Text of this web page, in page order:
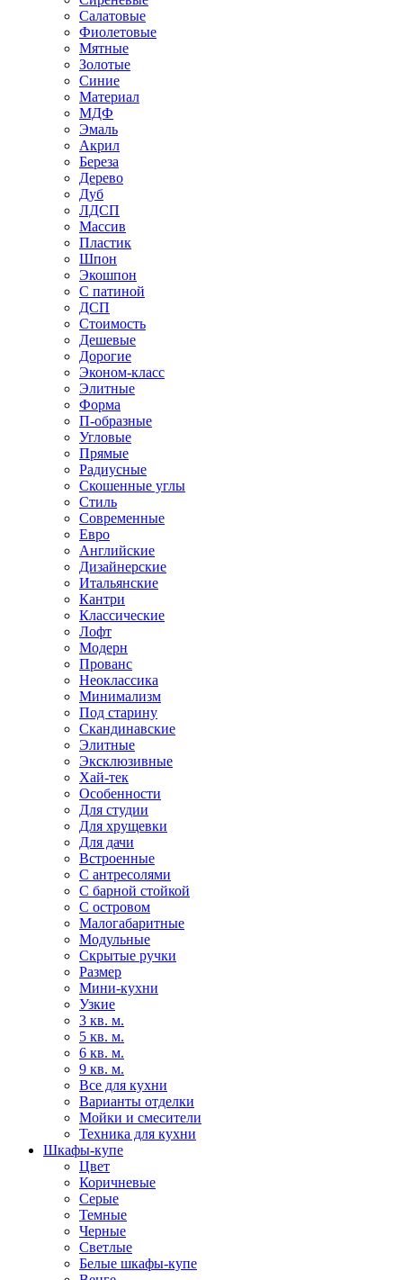
Салатовые
Фиолетовые
Мятные
Золотые
Синие
Материал
МДФ
Эмаль
Акрил
Береза
Дерево
Дуб
ЛДСП
Массив
Пластик
Шпон
Экошпон
С патиной
ДСП
Стоимость
Дешевые
Дорогие
Эконом-класс
Элитные
Форма
П-образные
Угловые
Прямые
Радиусные
Скошенные углы
Стиль
Современные
Евро
Английские
Дизайнерские
Итальянские
Кантри
Классические
Лофт
Модерн
Прованс
Неоклассика
Минимализм
Под старину
Скандинавские
Элитные
Эксклюзивные
Хай-тек
Особенности
Для студии
Для хрущевки
Для дачи
Встроенные
С антресолями
С барной стойкой
С островом
Малогабаритные
Модульные
Скрытые ручки
Размер
Мини-кухни
Узкие
3 кв. м.
5 кв. м.
6 кв. м.
9 кв. м.
Все для кухни
Варианты отделки
Мойки и смесители
Техника для кухни
Шкафы-купе
Цвет
Коричневые
Серые
Темные
Черные
Светлые
Белые шкафы-купе